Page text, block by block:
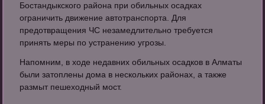
Бостандыкского района при обильных осадках
ограничить движение автотранспорта. Для
предотвращения ЧС незамедлительно требуется
принять меры по устранению угрозы.
Напомним, в ходе недавних обильных осадков в Алматы
были затоплены дома в нескольких районах, а также
размыт пешеходный мост.